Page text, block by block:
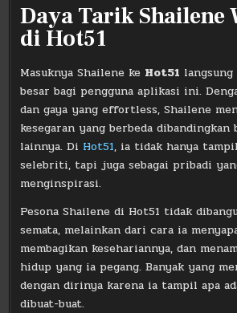
Daya Tarik Shailene
di Hot51
Masuknya Shailene ke Hot51
besar bagi pengguna aplikasi ini.
dan gaya yang effortless, Shailene
kesegaran yang berbeda dibandingkan
lainnya. Di Hot51, ia tidak hanya
selebriti, tapi juga sebagai pribadi
menginspirasi.
Pesona Shailene di Hot51 tidak
semata, melainkan dari cara ia
membagikan kesehariannya, dan
hidup yang ia pegang. Banyak yang
dengan dirinya karena ia tampil apa
dibuat-buat.